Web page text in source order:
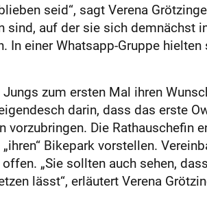
seid“, sagt Verena
sind, auf der sie sich demnächst
In einer Whats­app-Gruppe
zum ersten Mal ihren
darin, dass das erste
vorzubringen. Die
Bikepark vorstellen.
„Sie sollten auch sehen,
lässt“, erläutert Verena